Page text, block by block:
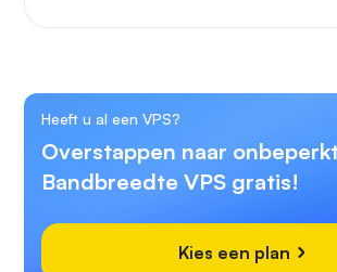
Heeft u al een VPS?
Overstappen naar
Bandbreedte VPS gratis!
Kies een plan